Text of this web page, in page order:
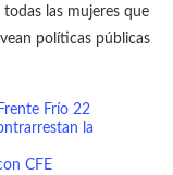
las mujeres que
políticas públicas
Frío 22
la
CFE